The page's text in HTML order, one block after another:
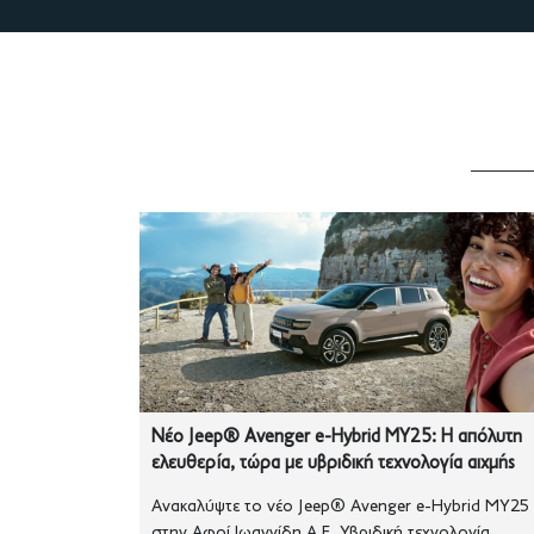
Νέο Jeep® Avenger e-Hybrid MY25: Η απόλυτη
ελευθερία, τώρα με υβριδική τεχνολογία αιχμής
Ανακαλύψτε το νέο Jeep® Avenger e-Hybrid MY25